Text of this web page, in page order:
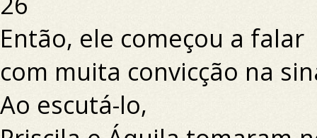
Então, ele começou a falar
com muita convicção na
Ao escutá-lo,